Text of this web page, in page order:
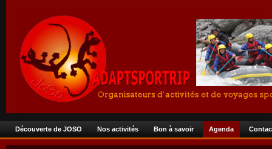
Découverte de JOSO Nos activités Bon à savoir Agenda